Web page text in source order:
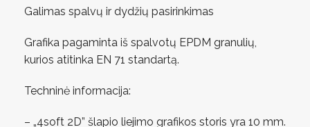
Galimas spalvų ir dydžių pasirinkimas
Grafika pagaminta iš spalvotų EPDM granulių,
kurios atitinka EN 71 standartą.
Techninė informacija:
– „4soft 2D” šlapio liejimo grafikos storis yra 10 mm.